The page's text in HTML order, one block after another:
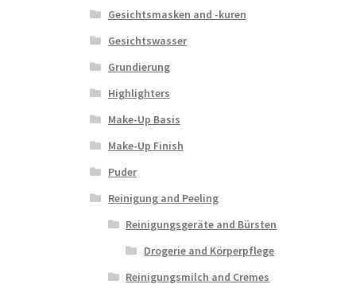
Gesichtsmasken and -kuren
Gesichtswasser
Grundierung
Highlighters
Make-Up Basis
Make-Up Finish
Puder
Reinigung and Peeling
Reinigungsgeräte and Bürsten
Drogerie and Körperpflege
Reinigungsmilch and Cremes